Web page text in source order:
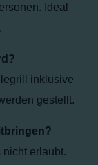
Ideal
inklusive
gestellt.
erlaubt.